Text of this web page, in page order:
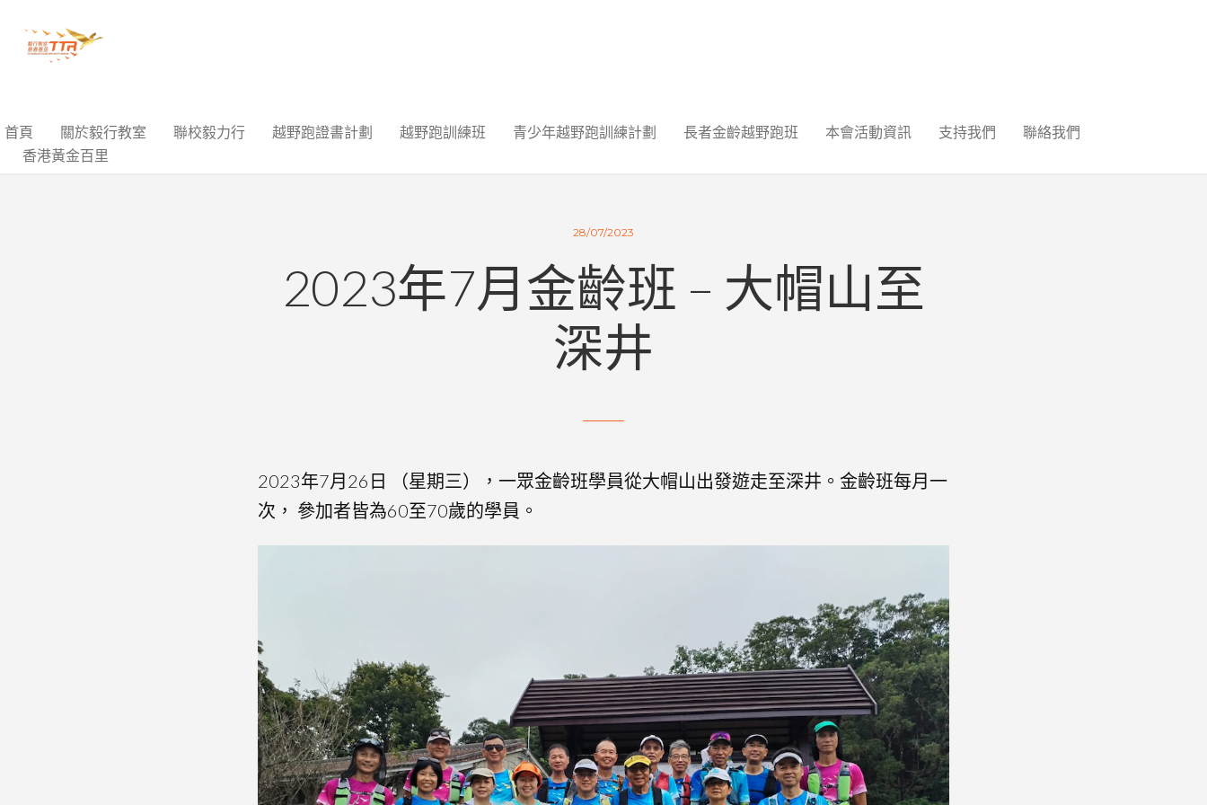
首頁 關於毅行教室 聯校毅力行 越野跑證書計劃 越野跑訓練班 青少年越野跑訓練計劃 長者金齡越野跑班 本會活動資訊 支持我們
聯絡我們
香港黃金百里
28/07/2023
2023年7月金齡班 – 大帽山至
深井
2023年7月26日 （星期三），一眾金齡班學員從大帽山出發遊走至深井。金齡班每月一
次， 參加者皆為60至70歲的學員。